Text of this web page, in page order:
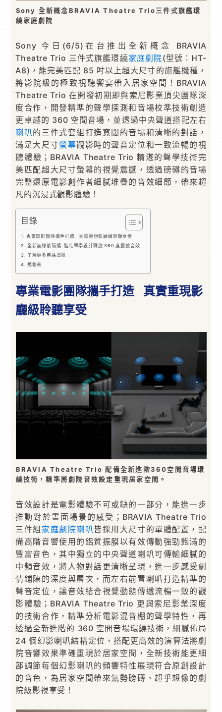
Sony 全新概念BRAVIA Theatre Trio三件式旗艦環
繞家庭劇院
Sony 今日(6/5)在台推出全新概念 BRAVIA
Theatre Trio 三件式旗艦環繞家庭劇院(型號：HT-
A8)，能完美匹配 85 吋以上超大尺寸的旗艦機種，
將影院級的極致視聽饗宴帶入居家空間！BRAVIA
Theatre Trio 在開發初期即與索尼影業頂尖團隊深
度合作，開發精準的聲學探測和音場校準技術創造
更卓越的 360 空間音場，並透過中央聲道搭配左右
喇叭的三件式套組打造寬闊的音場和清晰的對話，
滿足大尺寸螢幕觀影時的聲音定位和一致流暢的視
聽體驗；BRAVIA Theatre Trio 精湛的聲學技術完
美匹配超大尺寸螢幕的視覺震撼，透過磅礡的音場
完整還原電影創作者細膩堆疊的音效細節，帶來超
凡的沉浸式觀影體驗！
目錄
專業電影團隊攜手打造 真實重現影廳級聆聽享受
全新無線後環繞 進化聲學設計釋放 360 度震撼音效
了解更多產品資訊
規格表
專業電影團隊攜手打造 真實重現影
廳級聆聽享受
BRAVIA Theatre Trio 配備全新進階360空間音場環
繞技術，精準將劇院音效設定重現居家空間。
音效設計是電影體驗不可或缺的一部分，能進一步
推動對於畫面場景的感受；BRAVIA Theatre Trio
三件組 家庭劇院喇叭 皆採用大尺寸的單體配置，配
備高階音響使用的鋁質振膜以有效傳動強勁飽滿的
豐富音色，其中獨立的中央聲道喇叭可傳輸細膩的
中頻音效，將人物對話更清晰呈現，進一步感受劇
情鋪陳的深度與層次，而左右前置喇叭打造精準的
聲音定位，讓音效結合視覺動態傳遞流暢一致的觀
影體驗；BRAVIA Theatre Trio 更與索尼影業深度
的技術合作，精準分析電影混音棚的聲學特性，再
透過全新進階的 360 空間音場環繞技術，細膩佈局
24 個幻影喇叭結構定位，搭配更高效的演算法將劇
院音響效果準確重現於居家空間，全新技術能更細
部調節每個幻影喇叭的頻響特性展現符合原創設計
的音色，為居家空間帶來氣勢磅礡、超乎想像的劇
院級影視享受！